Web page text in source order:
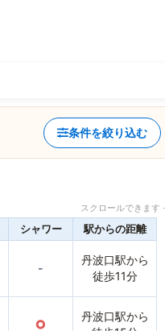
条件を絞り込む
スクロールできま
シャワー 駅からの距離
-
丹波口駅から
徒歩11分
○
丹波口駅から